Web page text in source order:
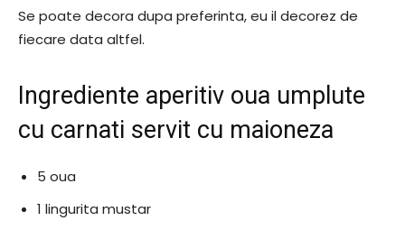
Se poate decora dupa preferinta, eu il decorez de
fiecare data altfel.
Ingrediente aperitiv oua umplute
cu carnati servit cu maioneza
5 oua
1 lingurita mustar